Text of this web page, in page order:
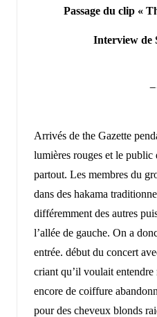
Passage du clip «
Interview de
Arrivés de the Gazette
lumières rouges et le public
partout. Les membres du
dans des hakama
différemment des autres
l’allée de gauche. On a
entrée. début du concert
criant qu’il voulait
encore de coiffure
pour des cheveux blonds